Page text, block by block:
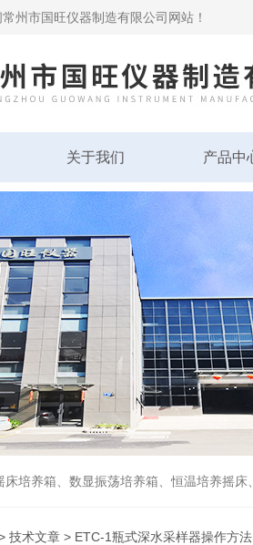
州市国旺仪器制造有限公司网站！
关于我们 产品中
床培养箱、数显振荡培养箱、恒温培养摇
技术文章 > ETC-1瓶式深水采样器操作方法